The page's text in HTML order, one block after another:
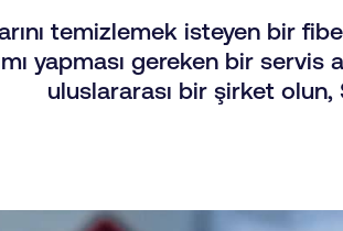
temizlemek isteyen bir
yapması gereken bir
uluslararası bir şirket